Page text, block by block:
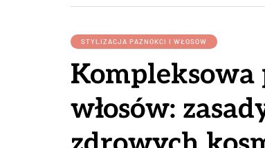
STYLIZACJA PAZNOKCI I WŁOSÓW
Kompleksowa
włosów: